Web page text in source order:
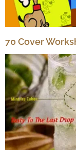
70 Cover